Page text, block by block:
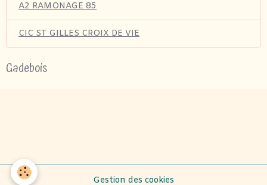
A2 RAMONAGE 85
CIC ST GILLES CROIX DE VIE
Gadebois
Gestion des cookies